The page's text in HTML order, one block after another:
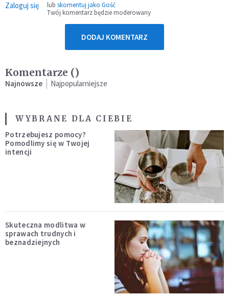
Zaloguj się lub skomentuj jako Gość
Twój komentarz będzie moderowany
DODAJ KOMENTARZ
Komentarze ()
Najnowsze Najpopularniejsze
WYBRANE DLA CIEBIE
Potrzebujesz pomocy?
Pomodlimy się w Twojej
intencji
Skuteczna modlitwa w
sprawach trudnych i
beznadziejnych